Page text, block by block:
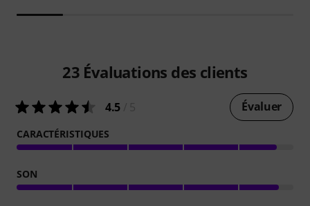
23 Évaluations des clients
4.5 Évaluer
CARACTÉRISTIQUES
SON